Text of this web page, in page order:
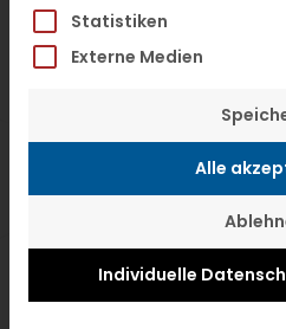
Statistiken
Externe Medien
Alle
Individuelle